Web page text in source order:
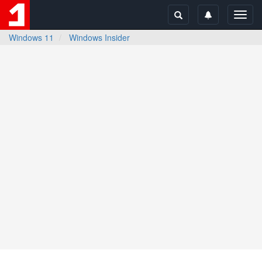
Windows 11
Windows Insider